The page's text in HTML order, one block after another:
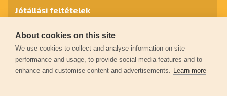
Jótállási feltételek
Személyes adatok védelme
Kapcsolat
About cookies on this site
We use cookies to collect and analyse information on site
performance and usage, to provide social media features and to
enhance and customise content and advertisements. Learn more